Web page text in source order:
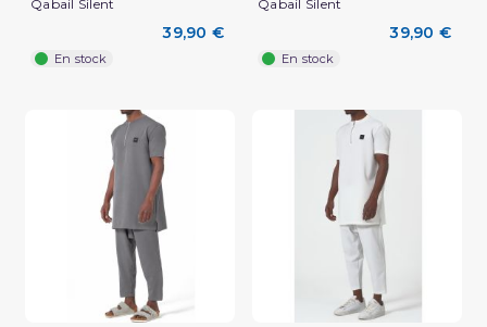
Qabail Silent
39,90 €
En stock
Qabail Silent
39,90 €
En stock